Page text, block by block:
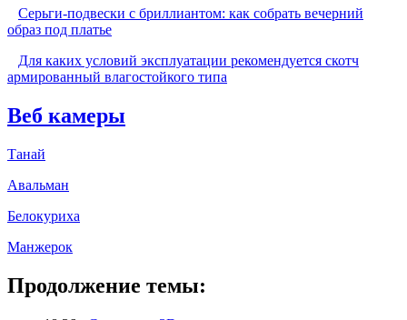
Серьги-подвески с бриллиантом: как собрать вечерний
образ под платье
Для каких условий эксплуатации рекомендуется скотч
армированный влагостойкого типа
Веб камеры
Танай
Авальман
Белокуриха
Манжерок
Продолжение темы: